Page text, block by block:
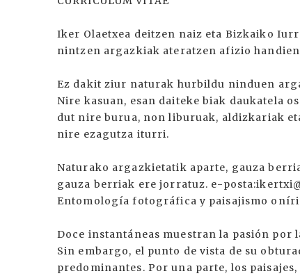
Iker Olaetxea deitzen naiz eta Bizkaiko
nintzen argazkiak ateratzen afizio
Ez dakit ziur naturak hurbildu ninduen
Nire kasuan, esan daiteke biak daukatela
dut nire burua, non liburuak, aldizkariak
nire ezagutza iturri.
Naturako argazkietatik aparte, gauza
gauza berriak ere jorratuz. e-
Entomología fotográfica y paisajismo
Doce instantáneas muestran la pasión
Sin embargo, el punto de vista de su
predominantes. Por una parte, los